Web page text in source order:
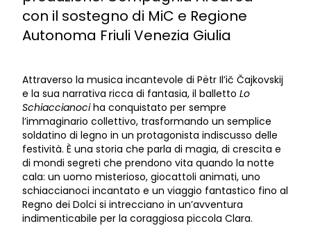
con il sostegno di MiC e Regione
Autonoma Friuli Venezia Giulia
Attraverso la musica incantevole di Pëtr Il’ič Čajkovskij
e la sua narrativa ricca di fantasia, il balletto Lo
Schiaccianociha conquistato per sempre
l’immaginario collettivo, trasformando un semplice
soldatino di legno in un protagonista indiscusso delle
festività. È una storia che parla di magia, di crescita e
di mondi segreti che prendono vita quando la notte
cala: un uomo misterioso, giocattoli animati, uno
schiaccianoci incantato e un viaggio fantastico fino al
Regno dei Dolci si intrecciano in un’avventura
indimenticabile per la coraggiosa piccola Clara.